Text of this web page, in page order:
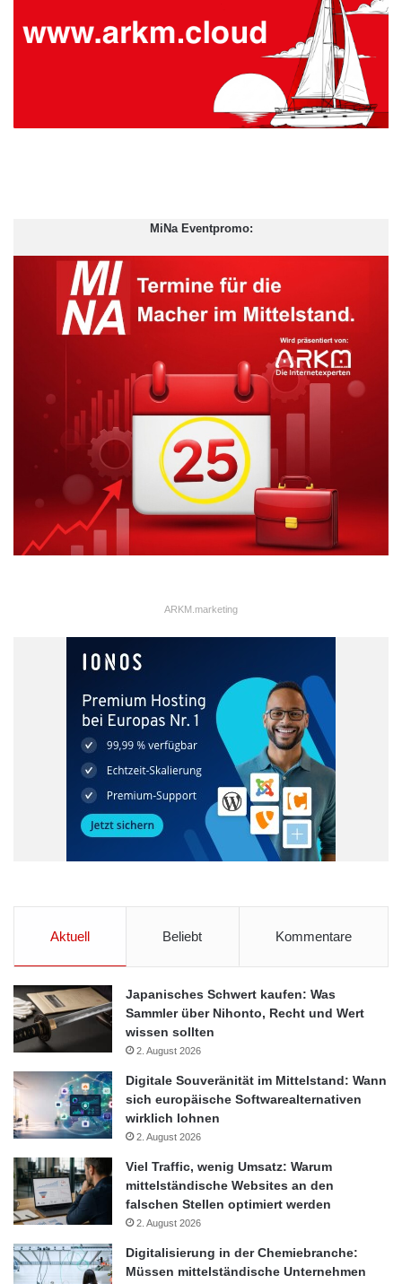
MiNa Eventpromo:
ARKM.marketing
Aktuell Beliebt Kommentare
Japanisches Schwert kaufen: Was
Sammler über Nihonto, Recht und Wert
wissen sollten
2. August 2026
Digitale Souveränität im Mittelstand: Wann
sich europäische Softwarealternativen
wirklich lohnen
2. August 2026
Viel Traffic, wenig Umsatz: Warum
mittelständische Websites an den
falschen Stellen optimiert werden
2. August 2026
Digitalisierung in der Chemiebranche:
Müssen mittelständische Unternehmen